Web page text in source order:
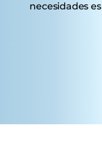
necesidades